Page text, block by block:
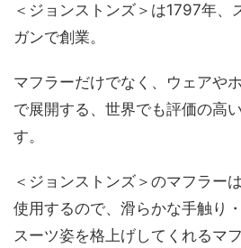
＜ジョンストンズ＞は1797年、
ガンで創業。
マフラーだけでなく、ウェアや
で展開する、世界でも評価の高
す。
＜ジョンストンズ＞のマフラー
使用するので、滑らかな手触り
スーツ姿を格上げしてくれるマ